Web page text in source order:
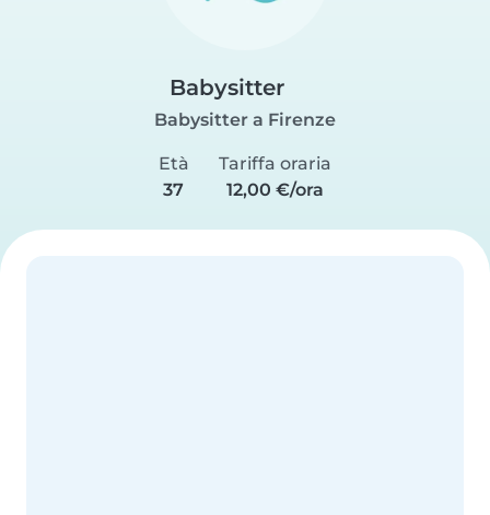
Babysitter
Babysitter a Firenze
Età
37
Tariffa oraria
12,00 €/ora